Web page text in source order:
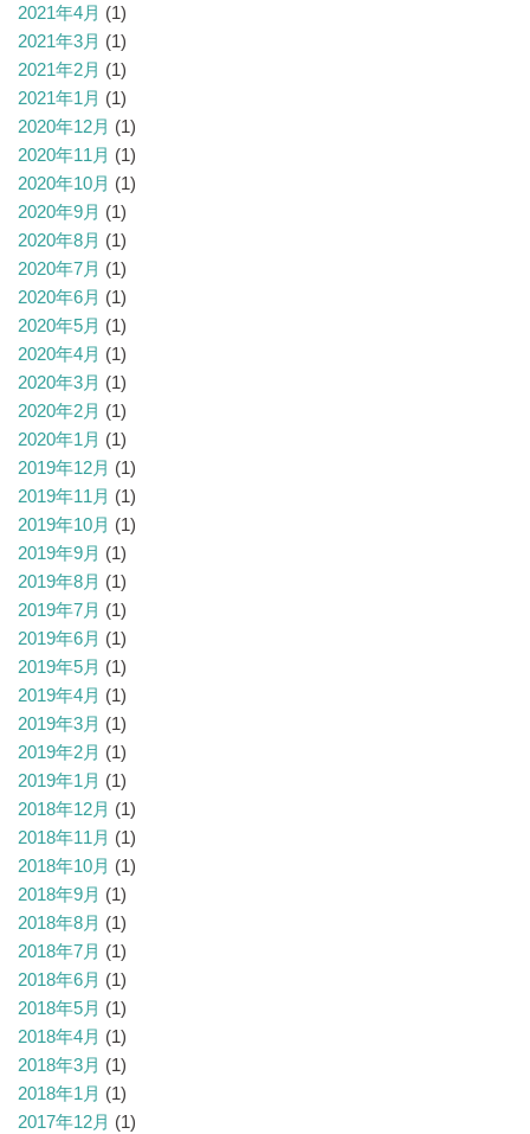
2021年4月 (1)
2021年3月 (1)
2021年2月 (1)
2021年1月 (1)
2020年12月 (1)
2020年11月 (1)
2020年10月 (1)
2020年9月 (1)
2020年8月 (1)
2020年7月 (1)
2020年6月 (1)
2020年5月 (1)
2020年4月 (1)
2020年3月 (1)
2020年2月 (1)
2020年1月 (1)
2019年12月 (1)
2019年11月 (1)
2019年10月 (1)
2019年9月 (1)
2019年8月 (1)
2019年7月 (1)
2019年6月 (1)
2019年5月 (1)
2019年4月 (1)
2019年3月 (1)
2019年2月 (1)
2019年1月 (1)
2018年12月 (1)
2018年11月 (1)
2018年10月 (1)
2018年9月 (1)
2018年8月 (1)
2018年7月 (1)
2018年6月 (1)
2018年5月 (1)
2018年4月 (1)
2018年3月 (1)
2018年1月 (1)
2017年12月 (1)